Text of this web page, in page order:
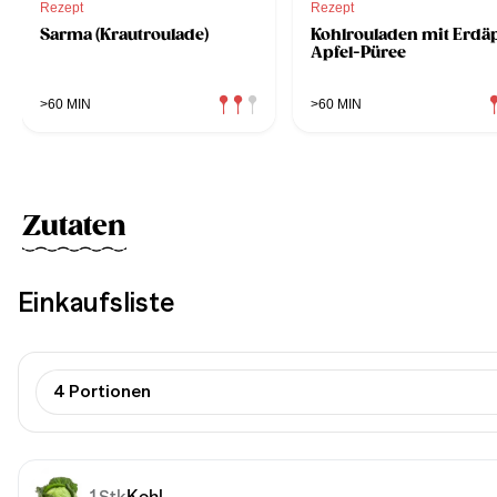
Rezept
Sarma (Krautroulade)
>60 MIN
Rezept
Kohlrouladen mit
Apfel-Püree
>60 MIN
Zutaten